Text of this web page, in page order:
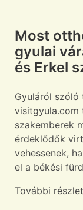
Most
gyulai
és Erkel
Gyuláról szóló
visitgyula.com
szakemberek
érdeklődők
vehessenek,
el a békési
További